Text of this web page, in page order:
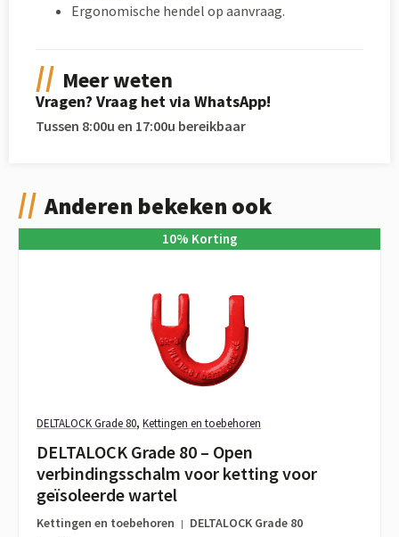
Ergonomische hendel op aanvraag.
Meer weten
Vragen? Vraag het via WhatsApp!
Tussen 8:00u en 17:00u bereikbaar
Anderen bekeken ook
10% Korting
DELTALOCK Grade 80, Kettingen en toebehoren
DELTALOCK Grade 80 – Open
verbindingsschalm voor ketting voor
geïsoleerde wartel
Kettingen en toebehoren DELTALOCK Grade 80